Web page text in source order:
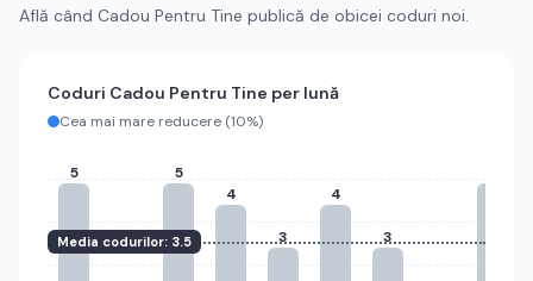
Află când Cadou Pentru Tine publică de obicei coduri noi.
Coduri Cadou Pentru Tine per lună
Cea mai mare reducere (10%)
Media codurilor: 3.5
5 5
4
3
4
3